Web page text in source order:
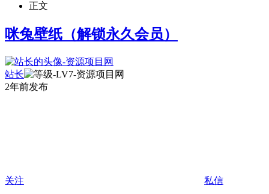
正文
咪兔壁纸（解锁永久会员）
站长
2年前发布
关注 私信